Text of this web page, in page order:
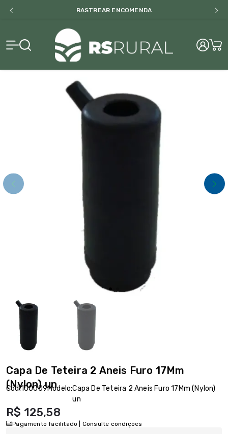
RASTREAR ENCOMENDA
RS Rural
Capa De Teteira 2 Aneis Furo 17Mm
(Nylon) un
Cód:100009Modelo:Capa De Teteira 2 Aneis Furo 17Mm (Nylon)
un
R$ 125,58
Pagamento facilitado | Consulte condições